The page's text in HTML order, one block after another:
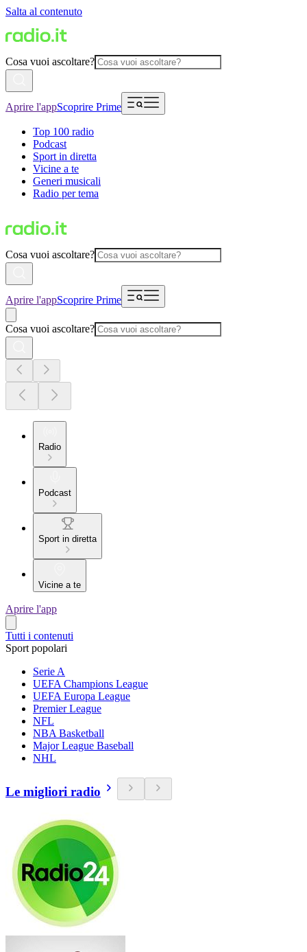
Salta al contenuto
Cosa vuoi ascoltare?
Aprire l'appScoprire Prime
Top 100 radio
Podcast
Sport in diretta
Vicine a te
Generi musicali
Radio per tema
Cosa vuoi ascoltare?
Aprire l'appScoprire Prime
Cosa vuoi ascoltare?
Radio
Podcast
Sport in diretta
Vicine a te
Aprire l'app
Tutti i contenuti
Sport popolari
Serie A
UEFA Champions League
UEFA Europa League
Premier League
NFL
NBA Basketball
Major League Baseball
NHL
Le migliori radio